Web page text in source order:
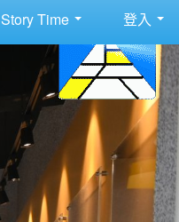
Story Time 登入